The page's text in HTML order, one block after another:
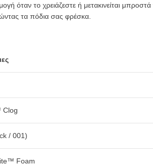
όταν το χρειάζεστε ή μετακινείται
τα πόδια σας φρέσκα.
Clog
/ 001)
Foam